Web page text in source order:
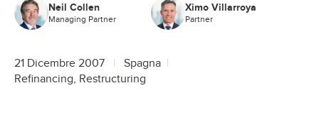
Neil Collen
Managing Partner
Ximo Villarroya
Partner
21 Dicembre 2007
Spagna
Refinancing, Restructuring